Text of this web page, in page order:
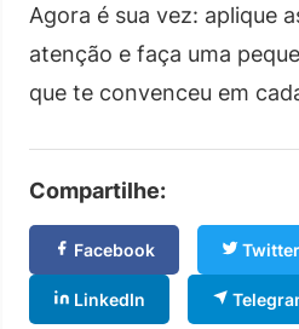
Agora é sua vez: aplique
atenção e faça uma
que te convenceu em
Compartilhe:
Facebook Twitter
LinkedIn